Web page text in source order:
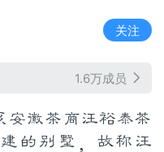
关注
1.6万成员
安徽茶商汪裕泰茶
的别墅，故称汪